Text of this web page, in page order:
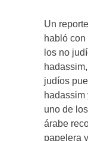
Un
habló
los no
judíos
hadassim
uno de
árabe
papelera